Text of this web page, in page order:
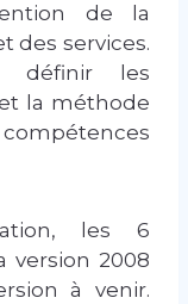
de la
des services.
définir les
la méthode
les 6
version 2008
à venir.